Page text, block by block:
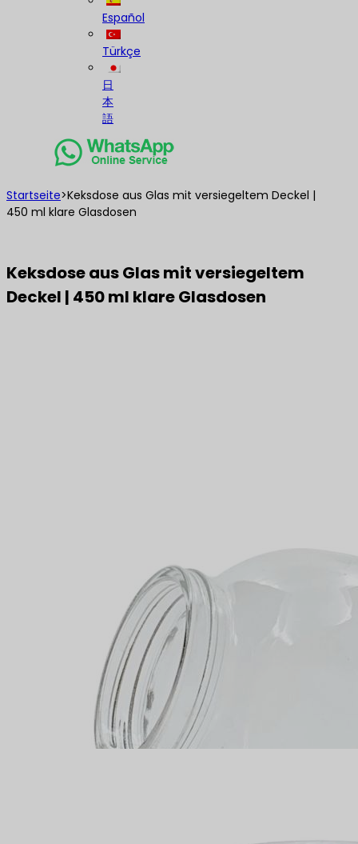
Español
Türkçe
日
本
語
Startseite>Keksdose aus Glas mit versiegeltem Deckel |
450 ml klare Glasdosen
Keksdose aus Glas mit versiegeltem
Deckel | 450 ml klare Glasdosen